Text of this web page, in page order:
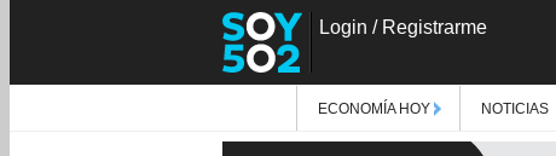
Login / Registrarme
ECONOMÍA HOY NOTICIAS